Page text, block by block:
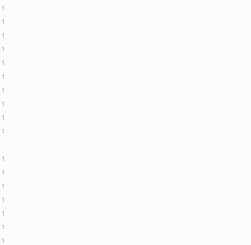
1
1
1
1
1
1
1
1
1
1
1
1
1
1
1
1
1